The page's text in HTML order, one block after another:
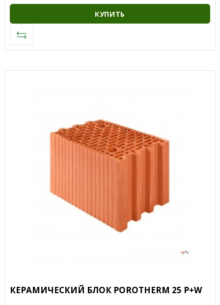
КУПИТЬ
КЕРАМИЧЕСКИЙ БЛОК POROTHERM 25 P+W